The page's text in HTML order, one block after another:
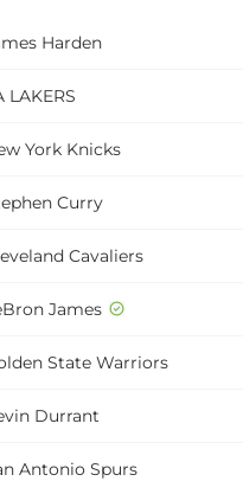
Harden
LAKERS
York Knicks
Curry
Cavaliers
James
State Warriors
Durrant
Antonio Spurs